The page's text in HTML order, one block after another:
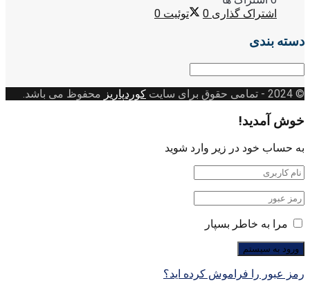
اشتراک گذاری 0 توئیت 0
دسته بندی
دسته
© 2024
- تمامی حقوق برای سایت کوردپاریز محفوظ می باشد.
خوش آمدید!
به حساب خود در زیر وارد شوید
مرا به خاطر بسپار
رمز عبور را فراموش کرده اید؟